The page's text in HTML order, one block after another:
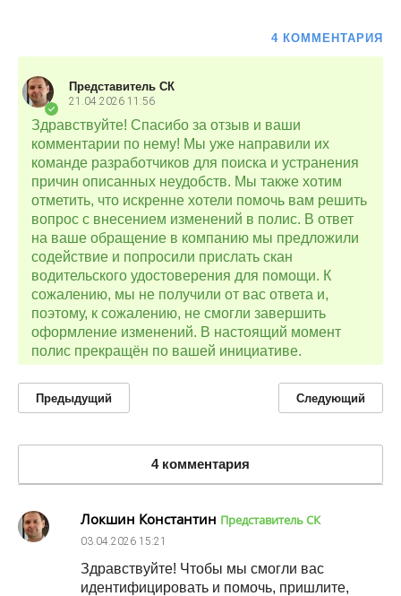
4 КОММЕНТАРИЯ
Представитель СК
21.04.2026 11:56
Здравствуйте! Спасибо за отзыв и ваши
комментарии по нему! Мы уже направили их
команде разработчиков для поиска и устранения
причин описанных неудобств. Мы также хотим
отметить, что искренне хотели помочь вам решить
вопрос с внесением изменений в полис. В ответ
на ваше обращение в компанию мы предложили
содействие и попросили прислать скан
водительского удостоверения для помощи. К
сожалению, мы не получили от вас ответа и,
поэтому, к сожалению, не смогли завершить
оформление изменений. В настоящий момент
полис прекращён по вашей инициативе.
Предыдущий Следующий
4 комментария
Локшин Константин Представитель СК
03.04.2026 15:21
Здравствуйте! Чтобы мы смогли вас
идентифицировать и помочь, пришлите,